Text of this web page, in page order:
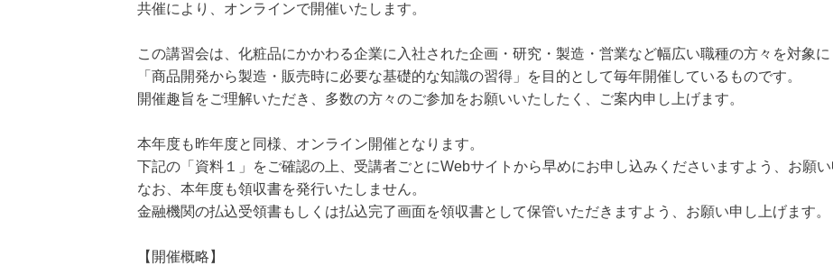
共催により、オンラインで開催いたします。
この講習会は、化粧品にかかわる企業に入社された企画・研究・製造・営業など幅広い職種の方々を対象に
「商品開発から製造・販売時に必要な基礎的な知識の習得」を目的として毎年開催しているものです。
開催趣旨をご理解いただき、多数の方々のご参加をお願いいたしたく、ご案内申し上げます。
本年度も昨年度と同様、オンライン開催となります。
下記の「資料１」をご確認の上、受講者ごとにWebサイトから早めにお申し込みくださいますよう、お願い
なお、本年度も領収書を発行いたしません。
金融機関の払込受領書もしくは払込完了画面を領収書として保管いただきますよう、お願い申し上げます。
【開催概略】